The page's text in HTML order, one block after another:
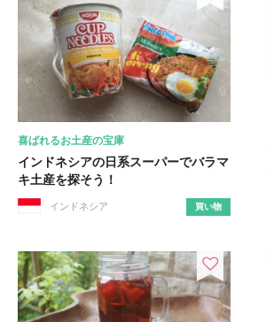
喜ばれるお土産の宝庫
インドネシアの日系スーパーでバラマ
キ土産を探そう！
インドネシア 買い物